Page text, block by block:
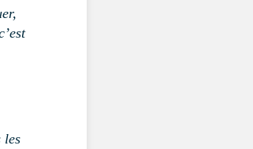
les